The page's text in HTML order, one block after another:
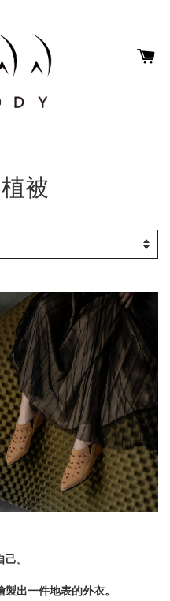
被
。
出一件地表的外衣。